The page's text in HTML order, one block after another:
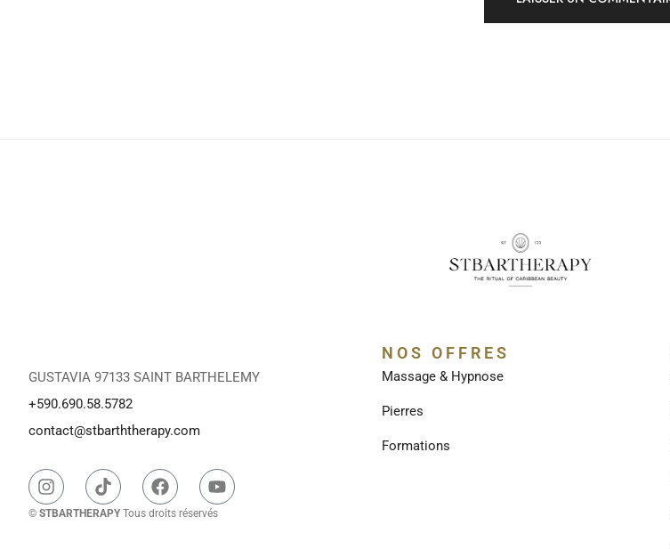
GUSTAVIA 97133 SAINT BARTHELEMY
+590.690.58.5782
contact@stbarththerapy.com
© STBARTHERAPY Tous droits réservés
NOS OFFRES
Massage & Hypnose
Pierres
Formations